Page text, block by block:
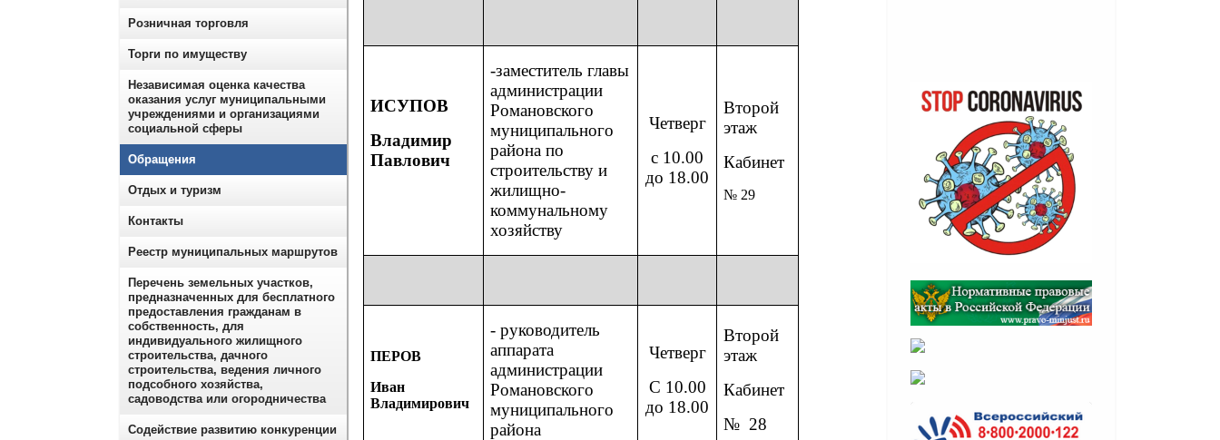
ИСУПОВ
Владимир
Павлович
-заместитель главы
администрации
Романовского
муниципального
района по
строительству и
жилищно-
коммунальному
хозяйству
Четверг
с 10.00
до 18.00
Второй
этаж
Кабинет
№ 29
ПЕРОВ
Иван
Владимирович
- руководитель
аппарата
администрации
Романовского
муниципального
района
Четверг
С 10.00
до 18.00
Второй
этаж
Кабинет
№ 28
Розничная торговля
Торги по имуществу
Независимая оценка качества
оказания услуг муниципальными
учреждениями и организациями
социальной сферы
Обращения
Отдых и туризм
Контакты
Реестр муниципальных маршрутов
Перечень земельных участков,
предназначенных для бесплатного
предоставления гражданам в
собственность, для
индивидуального жилищного
строительства, дачного
строительства, ведения личного
подсобного хозяйства,
садоводства или огородничества
Содействие развитию конкуренции